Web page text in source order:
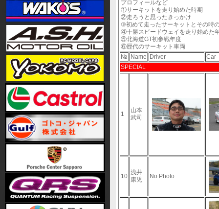
プロフィールなど
①サーキットを走り始めた時期
②走ろうと思ったきっかけ
③初めて走ったサーキットとその時
④十勝スピードウェイを走り始めた
⑤北海道GT初参戦年度
⑥歴代のサーキット車両
№
Name Driver
Car
SPECIAL
1
山本
武司
10
浅井
康児
No Photo